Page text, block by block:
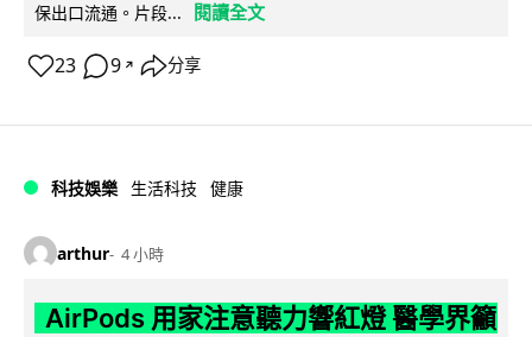
保出口流通。片段... 閱讀全文
23 9 ↗ 分享
科技娛樂 生活科技 健康
arthur 4 小時
AirPods 用家注意聽力響紅燈 醫學界籲